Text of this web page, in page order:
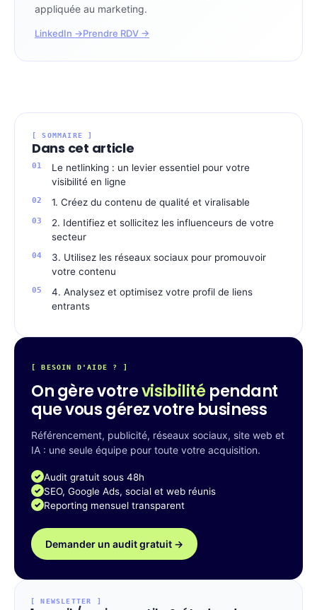
appliquée au marketing.
LinkedIn →Prendre RDV →
[ SOMMAIRE ]
Dans cet article
Le netlinking : un levier essentiel pour votre
visibilité en ligne
1. Créez du contenu de qualité et viralisable
2. Identifiez et sollicitez les influenceurs de votre
secteur
3. Utilisez les réseaux sociaux pour promouvoir
votre contenu
4. Analysez et optimisez votre profil de liens
entrants
[ BESOIN D'AIDE ? ]
On gère votrevisibilitépendant
que vous gérez votre business
Référencement, publicité, réseaux sociaux, site web et
IA : une seule équipe pour toute votre acquisition.
Audit gratuit sous 48h
SEO, Google Ads, social et web réunis
Reporting mensuel transparent
Demander un audit gratuit →
[ NEWSLETTER ]